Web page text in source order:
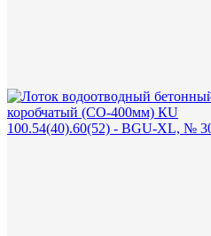
Высота (H), мм
Масса, кг